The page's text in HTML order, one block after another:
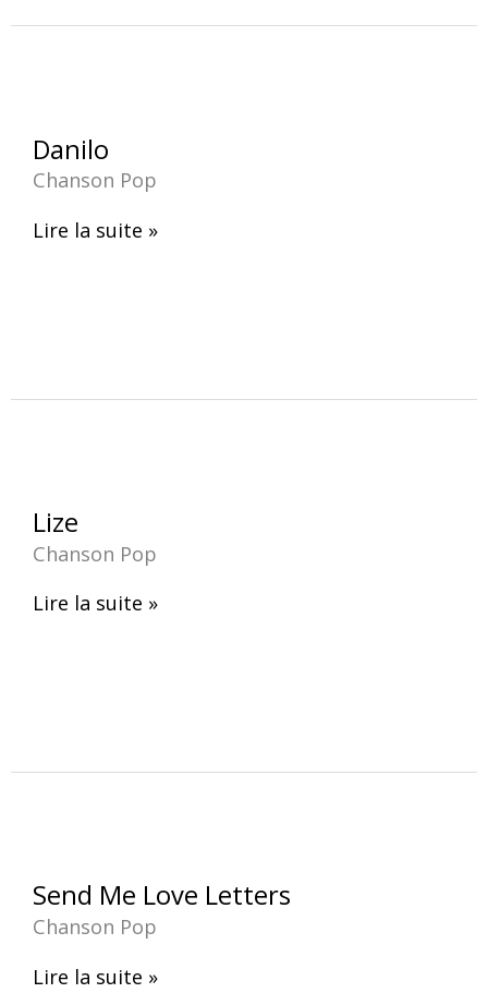
Danilo
Chanson Pop
Danilo
Lire la suite »
Lize
Chanson Pop
Lize
Lire la suite »
Send Me Love Letters
Chanson Pop
Send
Me
Love
Lire la suite »